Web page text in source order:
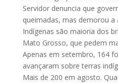
Servidor denuncia que
queimadas, mas demorou a
Indígenas são maioria dos
Mato Grosso, que pedem
Apenas em setembro, 164
avançaram sobre terras
Mais de 200 em agosto.